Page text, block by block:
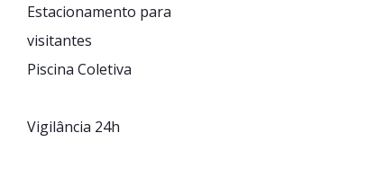
Estacionamento para
visitantes
Piscina Coletiva
Vigilância 24h